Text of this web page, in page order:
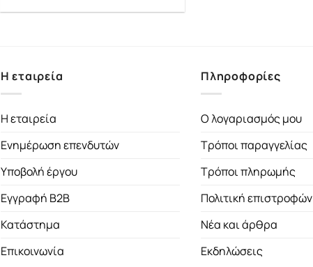
Η εταιρεία
Η εταιρεία
Ενημέρωση επενδυτών
Υποβολή έργου
Εγγραφή B2B
Κατάστημα
Επικοινωνία
Πληροφορίες
Ο λογαριασμός μου
Τρόποι παραγγελίας
Τρόποι πληρωμής
Πολιτική επιστροφών
Νέα και άρθρα
Εκδηλώσεις